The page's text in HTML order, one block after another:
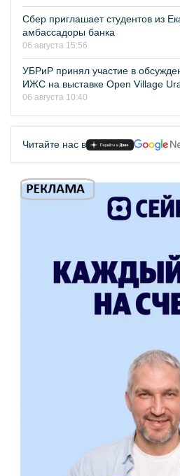
Сбер приглашает студентов из
амбассадоры банка
06 августа 15:56
УБРиР принял участие в
ИЖС на выставке Open Village
06 августа 10:40
Читайте нас в